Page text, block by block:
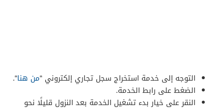
التوجه إلى خدمة استخراج سجل تجاري إلكتروني “من هنا“.
الضغط على رابط الخدمة.
النقر على خيار بدء تشغيل الخدمة بعد النزول قليلًا نحو